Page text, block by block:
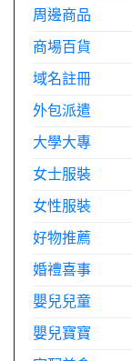
周邊商品
商場百貨
域名註冊
外包派遣
大學大專
女士服裝
女性服裝
好物推薦
婚禮喜事
嬰兒兒童
嬰兒寶寶